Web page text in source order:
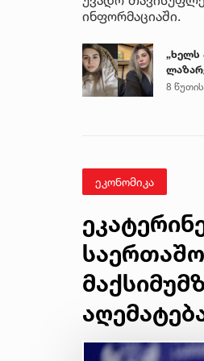
ინფორმაციაში.
„ხელს
ახლა
8
ეკონომიკა